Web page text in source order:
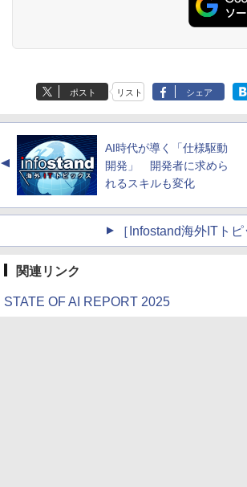
ポスト リスト シェア
▲
AI時代が導く「仕様駆動
開発」 開発者に求めら
れるスキルも変化
［Infostand海外ITト
関連リンク
STATE OF AI REPORT 2025